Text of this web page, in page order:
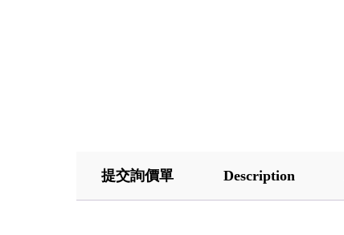
提交詢價單 Description